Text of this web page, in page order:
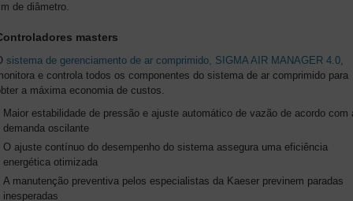
de diâmetro.
masters
sistema de gerenciamento de ar comprimido, SIGMA AIR MANAGER 4.0,
e controla todos os componentes do sistema de ar comprimido para
a máxima economia de custos.
Maior estabilidade de pressão e ajuste automático de vazão de acordo com
demanda oscilante
O ajuste contínuo do desempenho do sistema assegura uma eficiência
energética otimizada
A manutenção preventiva pelos especialistas da Kaeser previnem paradas
inesperadas